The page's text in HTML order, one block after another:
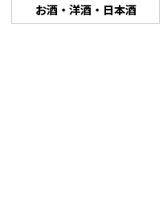
お酒・洋酒・日本酒